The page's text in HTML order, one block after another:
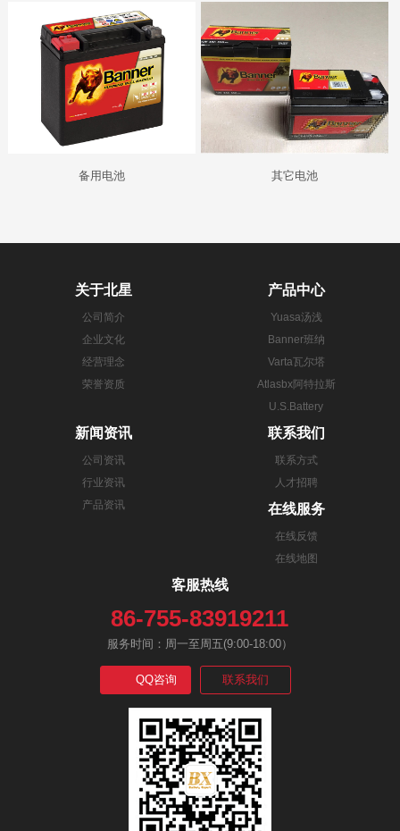
备用电池 其它电池
关于北星
公司简介
企业文化
经营理念
荣誉资质
产品中心
Yuasa汤浅
Banner班纳
Varta瓦尔塔
Atlasbx阿特拉斯
U.S.Battery
新闻资讯
公司资讯
行业资讯
产品资讯
联系我们
联系方式
人才招聘
在线服务
在线反馈
在线地图
客服热线
86-755-83919211
服务时间：周一至周五(9:00-18:00）
QQ咨询 联系我们